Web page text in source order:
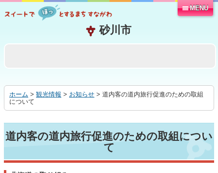
る
MENU
ホーム > 観光情報 > お知らせ > 道内客の道内旅行促進のための取組
について
道内客の道内旅行促進のための取組につい
て